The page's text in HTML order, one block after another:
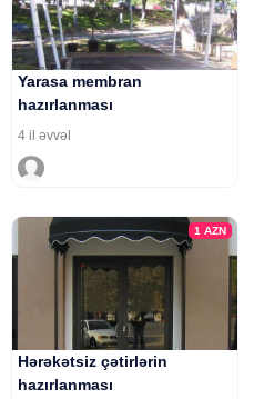
Yarasa membran
hazırlanması
4 il əvvəl
1AZN
Hərəkətsiz çətirlərin
hazırlanması